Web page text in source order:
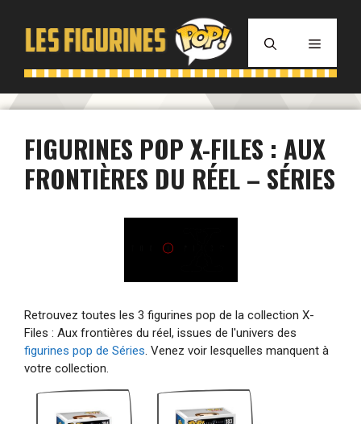
contenu
MENU
FIGURINES POP X-FILES : AUX
FRONTIÈRES DU RÉEL – SÉRIES
Retrouvez toutes les 3 figurines pop de la collection X-
Files : Aux frontières du réel, issues de l'univers des
figurines pop de Séries. Venez voir lesquelles manquent à
votre collection.